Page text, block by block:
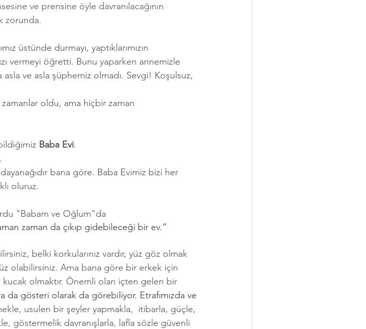
ve prensine öyle davranılacağının
zorunda.
üstünde durmayı, yaptıklarımızın
vermeyi öğretti. Bunu yaparken annemizle
ve asla şüphemiz olmadı. Sevgi! Koşulsuz,
zamanlar oldu, ama hiçbir zaman
Baba Evi.
bana göre. Baba Evimiz bizi her
oluruz.
"Babam ve Oğlum"da
zaman da çıkıp gidebileceği bir ev.”
belki korkularınız vardır, yüz göz olmak
olabilirsiniz. Ama bana göre bir erkek için
kucak olmaktır. Önemli olan içten gelen bir
gösteri olarak da görebiliyor. Etrafımızda ve
usulen bir şeyler yapmakla,  itibarla, güçle,
göstermelik davranışlarla, lafla sözle güvenli